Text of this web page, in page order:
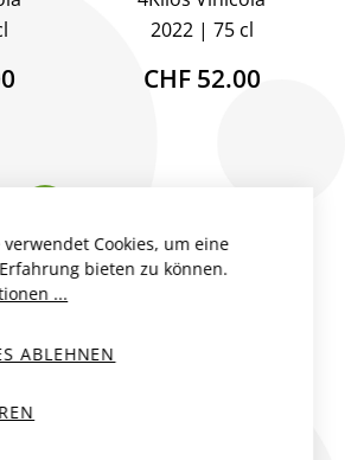
2022
75 cl
CHF 52.00
verwendet Cookies, um eine
bieten zu können.
...
ABLEHNEN